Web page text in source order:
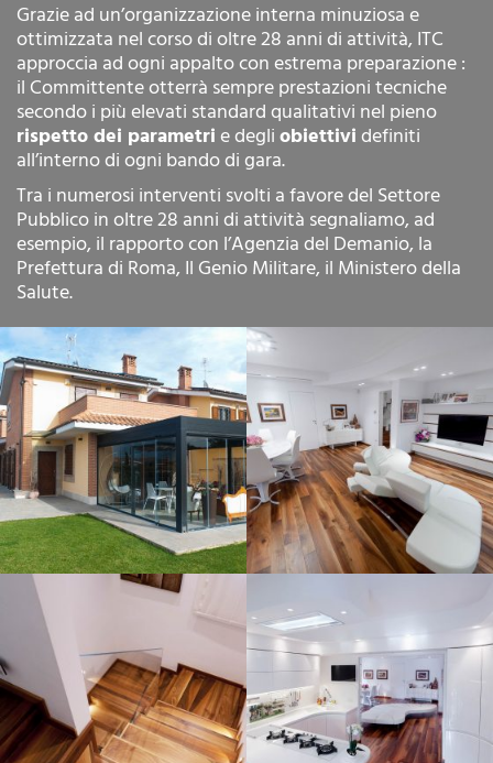
Grazie ad un’organizzazione interna minuziosa e
ottimizzata nel corso di oltre 28 anni di attività, ITC
approccia ad ogni appalto con estrema preparazione :
il Committente otterrà sempre prestazioni tecniche
secondo i più elevati standard qualitativi nel pieno
rispetto dei parametri e degli obiettivi definiti
all’interno di ogni bando di gara.
Tra i numerosi interventi svolti a favore del Settore
Pubblico in oltre 28 anni di attività segnaliamo, ad
esempio, il rapporto con l’Agenzia del Demanio, la
Prefettura di Roma, Il Genio Militare, il Ministero della
Salute.